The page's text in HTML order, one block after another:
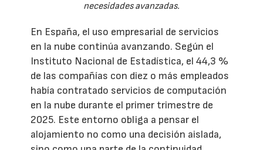
necesidades avanzadas.
En España, el uso empresarial de servicios
en la nube continúa avanzando. Según el
Instituto Nacional de Estadística, el 44,3 %
de las compañías con diez o más empleados
había contratado servicios de computación
en la nube durante el primer trimestre de
2025. Este entorno obliga a pensar el
alojamiento no como una decisión aislada,